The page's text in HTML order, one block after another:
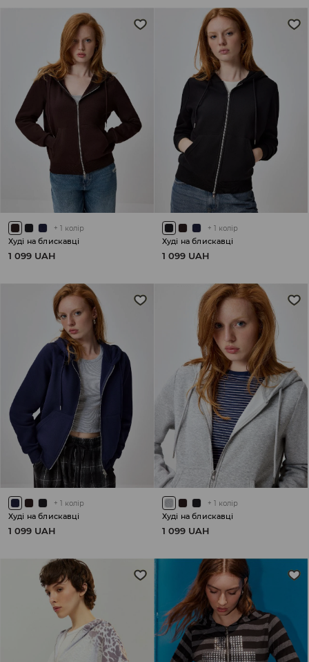
+ 1 колір
Худі на блискавці
1 099 UAH
+ 1 колір
Худі на блискавці
1 099 UAH
+ 1 колір
Худі на блискавці
1 099 UAH
+ 1 колір
Худі на блискавці
1 099 UAH